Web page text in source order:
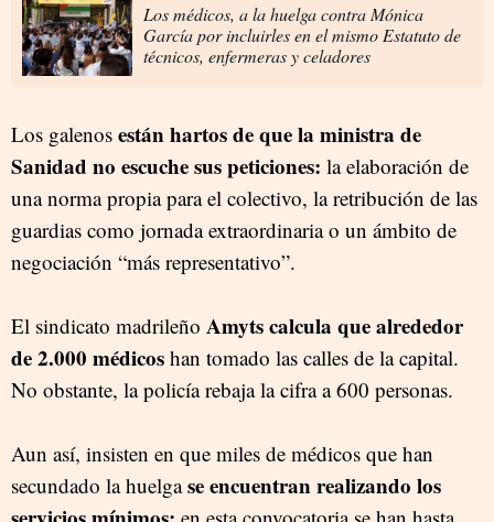
Los médicos, a la huelga contra Mónica
García por incluirles en el mismo Estatuto de
técnicos, enfermeras y celadores
Los galenos están hartos de que la ministra de
Sanidad no escuche sus peticiones: la elaboración de
una norma propia para el colectivo, la retribución de las
guardias como jornada extraordinaria o un ámbito de
negociación “más representativo”.
El sindicato madrileño Amyts calcula que alrededor
de 2.000 médicos han tomado las calles de la capital.
No obstante, la policía rebaja la cifra a 600 personas.
Aun así, insisten en que miles de médicos que han
secundado la huelgase encuentran realizando los